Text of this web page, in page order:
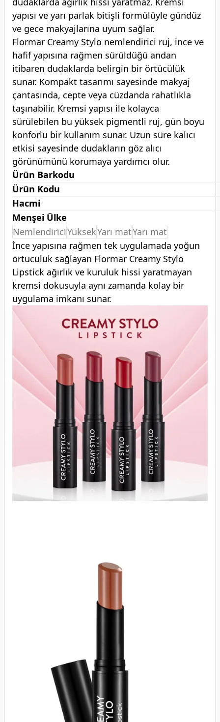
yapısı ve yarı parlak bitişli formülüyle gündüz
ve gece makyajlarına uyum sağlar.
Flormar Creamy Stylo nemlendirici ruj, ince ve
hafif yapısına rağmen sürüldüğü andan
itibaren dudaklarda belirgin bir örtücülük
sunar. Kompakt tasarımı sayesinde makyaj
çantasında, cepte veya cüzdanda rahatlıkla
taşınabilir. Kremsi yapısı ile kolayca
sürülebilen bu yüksek pigmentli ruj, gün boyu
konforlu bir kullanım sunar. Uzun süre kalıcı
etkisi sayesinde dudakların göz alıcı
görünümünü korumaya yardımcı olur.
Ürün Barkodu
Ürün Kodu
Hacmi
Menşei Ülke
Nemlendi̇ri̇ci̇YüksekYarı matYarı mat
İnce yapısına rağmen tek uygulamada yoğun
örtücülük sağlayan Flormar Creamy Stylo
Lipstick ağırlık ve kuruluk hissi yaratmayan
kremsi dokusuyla aynı zamanda kolay bir
uygulama imkanı sunar.